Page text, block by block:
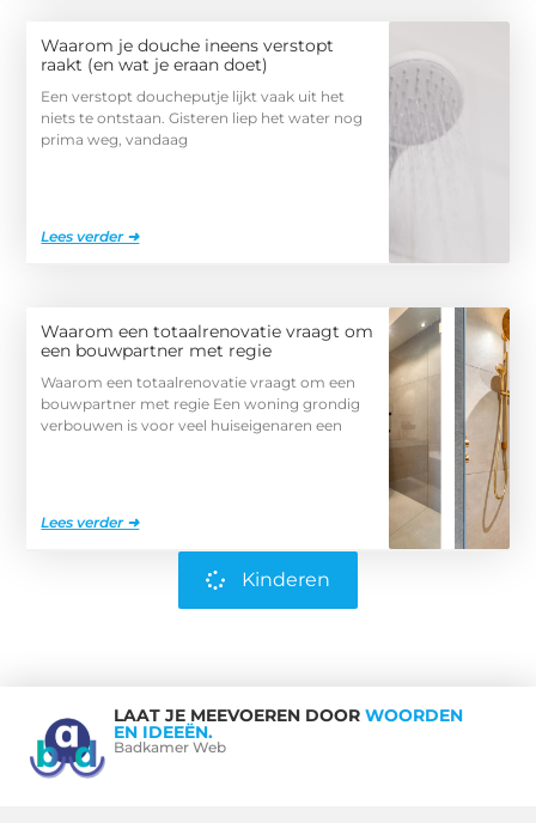
Waarom je douche ineens verstopt
raakt (en wat je eraan doet)
Een verstopt doucheputje lijkt vaak uit het
niets te ontstaan. Gisteren liep het water nog
prima weg, vandaag
Lees verder ➜
Waarom een totaalrenovatie vraagt om
een bouwpartner met regie
Waarom een totaalrenovatie vraagt om een
bouwpartner met regie Een woning grondig
verbouwen is voor veel huiseigenaren een
Lees verder ➜
Kinderen
LAAT JE MEEVOEREN DOOR WOORDEN
EN IDEEËN.
Badkamer Web